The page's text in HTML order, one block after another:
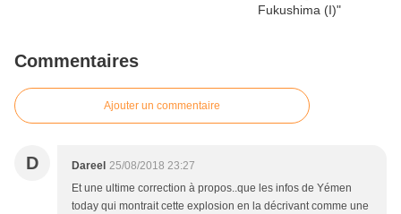
Commentaires
Ajouter un commentaire
D Dareel 25/08/2018 23:27
Et une ultime correction à propos..que les infos de Yémen
today qui montrait cette explosion en la décrivant comme une